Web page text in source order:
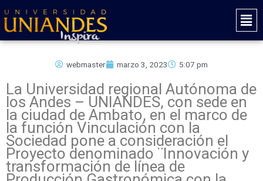
al
contenido
Main
webmaster marzo 3, 2023 5:07 pm
La Universidad regional Autónoma de
los Andes – UNIANDES, con sede en
la ciudad de Ambato, en el marco de
la función Vinculación con la
Sociedad pone a consideración el
Proyecto denominado ¨Innovación y
transformación de línea de